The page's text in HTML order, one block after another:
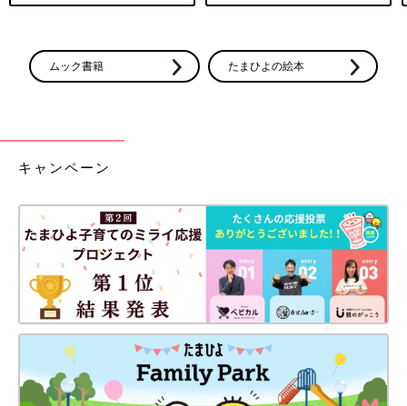
ムック書籍 たまひよの絵本
キャンペーン